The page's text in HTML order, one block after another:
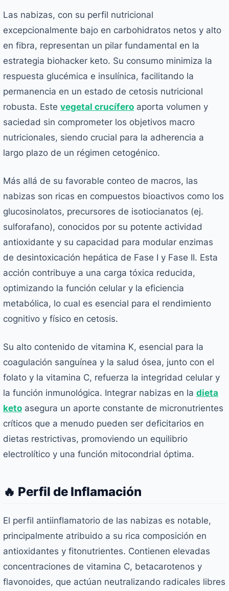
Las nabizas, con su perfil nutricional
excepcionalmente bajo en carbohidratos netos y alto
en fibra, representan un pilar fundamental en la
estrategia biohacker keto. Su consumo minimiza la
respuesta glucémica e insulínica, facilitando la
permanencia en un estado de cetosis nutricional
robusta. Este vegetal crucífero aporta volumen y
saciedad sin comprometer los objetivos macro
nutricionales, siendo crucial para la adherencia a
largo plazo de un régimen cetogénico.
Más allá de su favorable conteo de macros, las
nabizas son ricas en compuestos bioactivos como los
glucosinolatos, precursores de isotiocianatos (ej.
sulforafano), conocidos por su potente actividad
antioxidante y su capacidad para modular enzimas
de desintoxicación hepática de Fase I y Fase II. Esta
acción contribuye a una carga tóxica reducida,
optimizando la función celular y la eficiencia
metabólica, lo cual es esencial para el rendimiento
cognitivo y físico en cetosis.
Su alto contenido de vitamina K, esencial para la
coagulación sanguínea y la salud ósea, junto con el
folato y la vitamina C, refuerza la integridad celular y
la función inmunológica. Integrar nabizas en la dieta
keto asegura un aporte constante de micronutrientes
críticos que a menudo pueden ser deficitarios en
dietas restrictivas, promoviendo un equilibrio
electrolítico y una función mitocondrial óptima.
🔥 Perfil de Inflamación
El perfil antiinflamatorio de las nabizas es notable,
principalmente atribuido a su rica composición en
antioxidantes y fitonutrientes. Contienen elevadas
concentraciones de vitamina C, betacarotenos y
flavonoides, que actúan neutralizando radicales libres